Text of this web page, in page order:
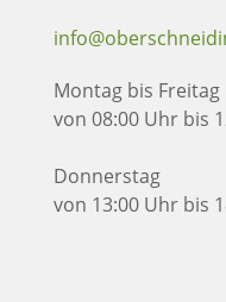
Montag bis Freitag
von 08:00 Uhr bis
Donnerstag
von 13:00 Uhr bis